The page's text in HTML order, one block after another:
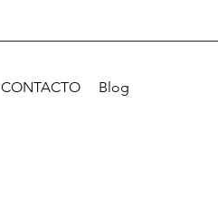
CONTACTO Blog